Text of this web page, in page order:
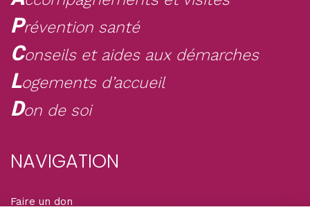
Prévention santé
Conseils et aides aux démarches
Logements d’accueil
Don de soi
NAVIGATION
Faire un don